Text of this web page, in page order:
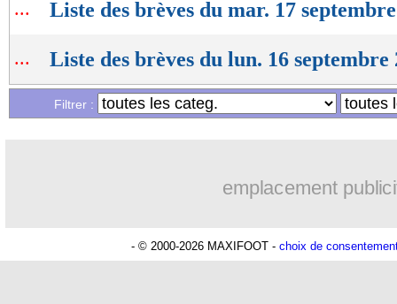
... Liste des brèves du mar. 17
... Liste des brèves du lun. 16 septembre
Filtrer :
emplacement
- © 2000-2026 MAXIFOOT - choix de